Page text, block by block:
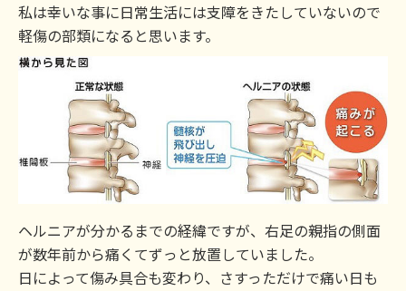
私は幸いな事に日常生活には支障をきたしていないので
軽傷の部類になると思います。
ヘルニアが分かるまでの経緯ですが、右足の親指の側面
が数年前から痛くてずっと放置していました。
日によって傷み具合も変わり、さすっただけで痛い日も